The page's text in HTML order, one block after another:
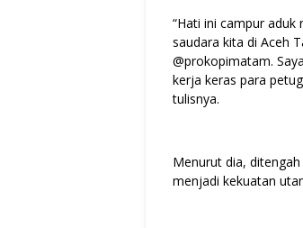
“Hati ini campur
saudara kita di Aceh
@prokopimatam.
kerja keras para
tulisnya.
Menurut dia,
menjadi kekuatan